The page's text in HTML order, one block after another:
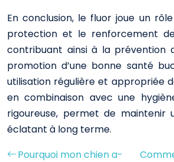
En conclusion, le fluor joue un
protection et le renforcement
contribuant ainsi à la prévention
promotion d’une bonne santé
utilisation régulière et appropriée
en combinaison avec une
rigoureuse, permet de maintenir
éclatant à long terme.
Pourquoi mon chien a-